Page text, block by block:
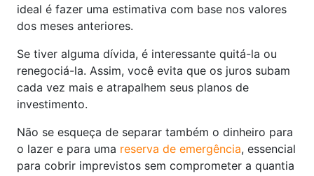
ideal é fazer uma estimativa com base nos valores
dos meses anteriores.
Se tiver alguma dívida, é interessante quitá-la ou
renegociá-la. Assim, você evita que os juros subam
cada vez mais e atrapalhem seus planos de
investimento.
Não se esqueça de separar também o dinheiro para
o lazer e para uma reserva de emergência, essencial
para cobrir imprevistos sem comprometer a quantia